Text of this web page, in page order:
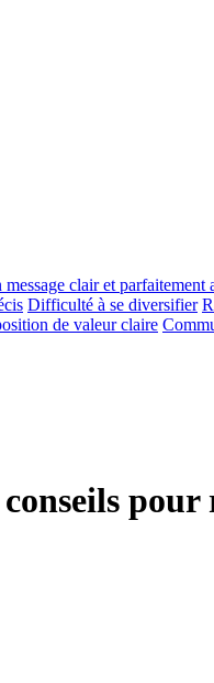
message clair et parfaitement
Difficulté à se diversifier
de valeur claire
pour